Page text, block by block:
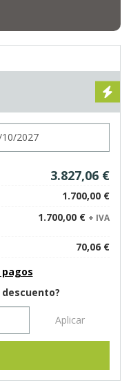
3.827,06 €
1.700,00 €
1.700,00 € + IVA
70,06 €
Aplicar